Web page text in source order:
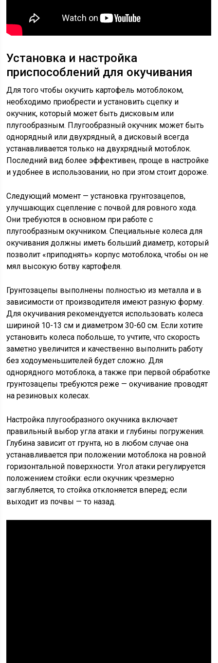
Установка и настройка
приспособлений для окучивания
Для того чтобы окучить картофель мотоблоком,
необходимо приобрести и установить сцепку и
окучник, который может быть дисковым или
плугообразным. Плугообразный окучник может быть
однорядный или двухрядный, а дисковый всегда
устанавливается только на двухрядный мотоблок.
Последний вид более эффективен, проще в настройке
и удобнее в использовании, но при этом стоит дороже.
Следующий момент — установка грунтозацепов,
улучшающих сцепление с почвой для ровного хода.
Они требуются в основном при работе с
плугообразным окучником. Специальные колеса для
окучивания должны иметь больший диаметр, который
позволит «приподнять» корпус мотоблока, чтобы он не
мял высокую ботву картофеля.
Грунтозацепы выполнены полностью из металла и в
зависимости от производителя имеют разную форму.
Для окучивания рекомендуется использовать колеса
шириной 10-13 см и диаметром 30-60 см. Если хотите
установить колеса побольше, то учтите, что скорость
заметно увеличится и качественно выполнить работу
без ходоуменьшителей будет сложно. Для
однорядного мотоблока, а также при первой обработке
грунтозацепы требуются реже — окучивание проводят
на резиновых колесах.
Настройка плугообразного окучника включает
правильный выбор угла атаки и глубины погружения.
Глубина зависит от грунта, но в любом случае она
устанавливается при положении мотоблока на ровной
горизонтальной поверхности. Угол атаки регулируется
положением стойки: если окучник чрезмерно
заглубляется, то стойка отклоняется вперед; если
выходит из почвы — то назад.